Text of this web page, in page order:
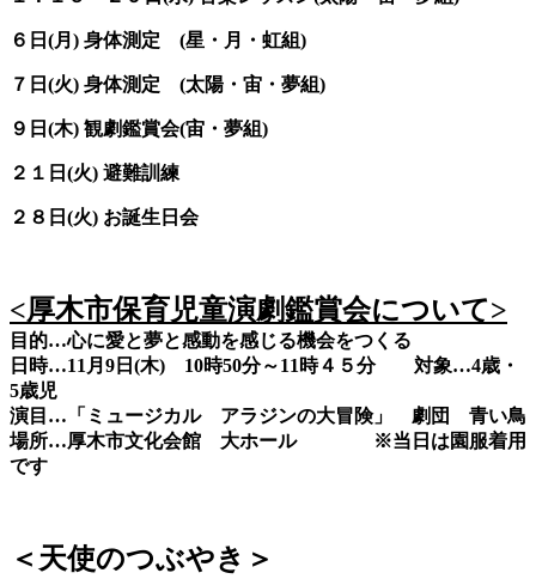
６日(月) 身体測定 (星・月・虹組)
７日(火) 身体測定 (太陽・宙・夢組)
９日(木) 観劇鑑賞会(宙・夢組)
２１日(火) 避難訓練
２８日(火) お誕生日会
<厚木市保育児童演劇鑑賞会について>
目的…心に愛と夢と感動を感じる機会をつくる
日時…11月9日(木) 10時50分～11時４５分 対象…4歳・
5歳児
演目…「ミュージカル アラジンの大冒険」 劇団 青い鳥
場所…厚木市文化会館 大ホール ※当日は園服着用
です
＜天使のつぶやき＞